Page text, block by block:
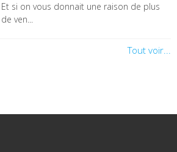
Et si on vous donnait une raison de plus
de ven...
Tout voir...